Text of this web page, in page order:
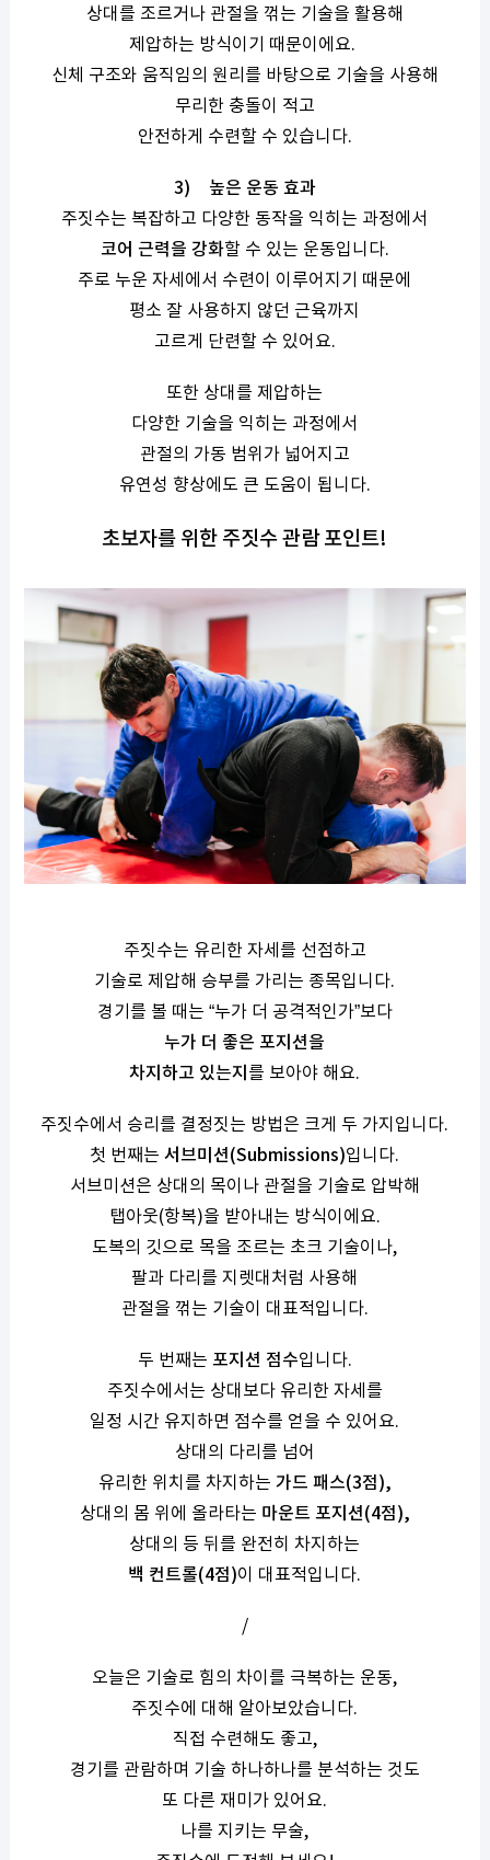
상대를 조르거나 관절을 꺾는 기술을 활용해
제압하는 방식이기 때문이에요.
신체 구조와 움직임의 원리를 바탕으로 기술을 사용해
무리한 충돌이 적고
안전하게 수련할 수 있습니다.
3)
높은 운동 효과
주짓수는 복잡하고 다양한 동작을 익히는 과정에서
코어 근력을 강화할 수 있는 운동입니다.
주로 누운 자세에서 수련이 이루어지기 때문에
평소 잘 사용하지 않던 근육까지
고르게 단련할 수 있어요.
또한 상대를 제압하는
다양한 기술을 익히는 과정에서
관절의 가동 범위가 넓어지고
유연성 향상에도 큰 도움이 됩니다.
초보자를 위한 주짓수 관람 포인트!
주짓수는 유리한 자세를 선점하고
기술로 제압해 승부를 가리는 종목입니다.
경기를 볼 때는 “누가 더 공격적인가”보다
누가 더 좋은 포지션을
차지하고 있는지 를 보아야 해요.
주짓수에서 승리를 결정짓는 방법은 크게 두 가지입니다.
첫 번째는서브미션(Submissions)입니다.
서브미션은 상대의 목이나 관절을 기술로 압박해
탭아웃(항복)을 받아내는 방식이에요.
도복의 깃으로 목을 조르는 초크 기술이나,
팔과 다리를 지렛대처럼 사용해
관절을 꺾는 기술이 대표적입니다.
두 번째는 포지션 점수입니다.
주짓수에서는 상대보다 유리한 자세를
일정 시간 유지하면 점수를 얻을 수 있어요.
상대의 다리를 넘어
유리한 위치를 차지하는 가드 패스(3점),
상대의 몸 위에 올라타는 마운트 포지션(4점),
상대의 등 뒤를 완전히 차지하는
백 컨트롤(4점)이 대표적입니다.
/
오늘은 기술로 힘의 차이를 극복하는 운동,
주짓수에 대해 알아보았습니다.
직접 수련해도 좋고,
경기를 관람하며 기술 하나하나를 분석하는 것도
또 다른 재미가 있어요.
나를 지키는 무술,